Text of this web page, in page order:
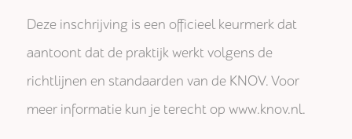
Deze inschrijving is een officieel keurmerk dat
aantoont dat de praktijk werkt volgens de
richtlijnen en standaarden van de KNOV. Voor
meer informatie kun je terecht op www.knov.nl.